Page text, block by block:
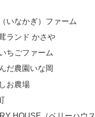
いなかぎ）ファーム
ランド かさや
ちごファーム
だ農園いな岡
お農場